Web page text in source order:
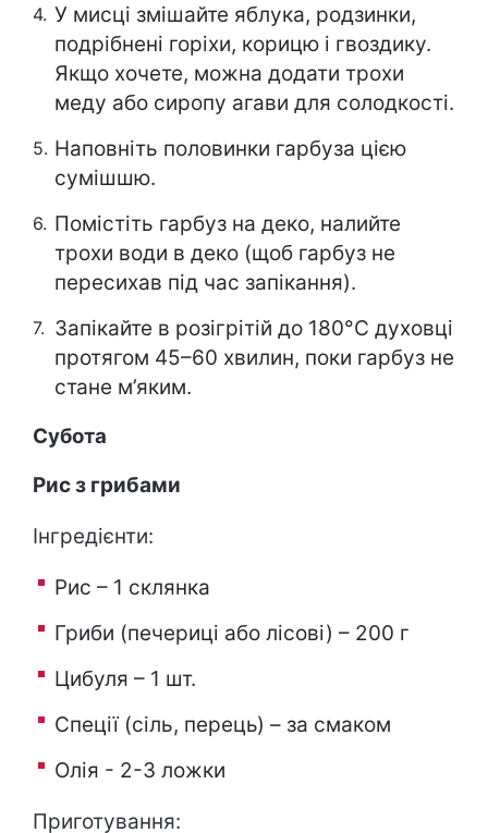
У мисці змішайте яблука, родзинки,
подрібнені горіхи, корицю і гвоздику.
Якщо хочете, можна додати трохи
меду або сиропу агави для солодкості.
Наповніть половинки гарбуза цією
сумішшю.
Помістіть гарбуз на деко, налийте
трохи води в деко (щоб гарбуз не
пересихав під час запікання).
Запікайте в розігрітій до 180°C духовці
протягом 45–60 хвилин, поки гарбуз не
стане м’яким.
Субота
Рис з грибами
Інгредієнти:
Рис – 1 склянка
Гриби (печериці або лісові) – 200 г
Цибуля – 1 шт.
Спеції (сіль, перець) – за смаком
Олія - 2-3 ложки
Приготування: